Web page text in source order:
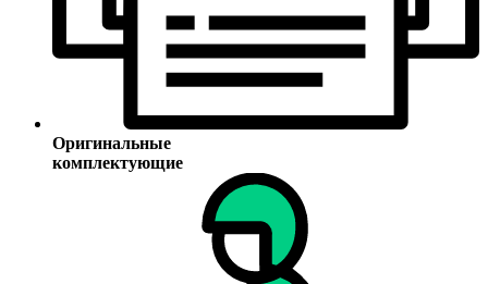
Оригинальные
комплектующие